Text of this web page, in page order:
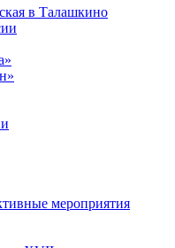
в Талашкино
мероприятия